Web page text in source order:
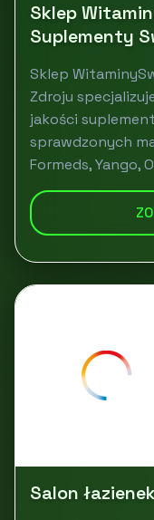
Sklep
Suplementy
Sklep
Zdroju
jakości
sprawdzonych
Formeds, Yango,
Salon